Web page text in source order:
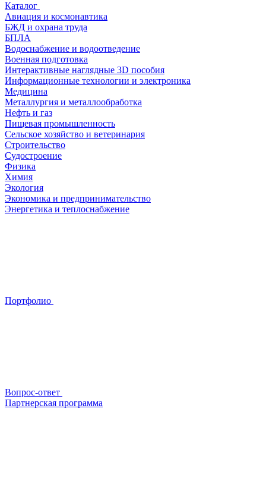
Каталог
Авиация и космонавтика
БЖД и охрана труда
БПЛА
Водоснабжение и водоотведение
Военная подготовка
Интерактивные наглядные 3D пособия
Информационные технологии и электроника
Медицина
Металлургия и металлообработка
Нефть и газ
Пищевая промышленность
Сельское хозяйство и ветеринария
Строительство
Судостроение
Физика
Химия
Экология
Экономика и предпринимательство
Энергетика и теплоснабжение
Портфолио
Вопрос-ответ
Партнерская программа